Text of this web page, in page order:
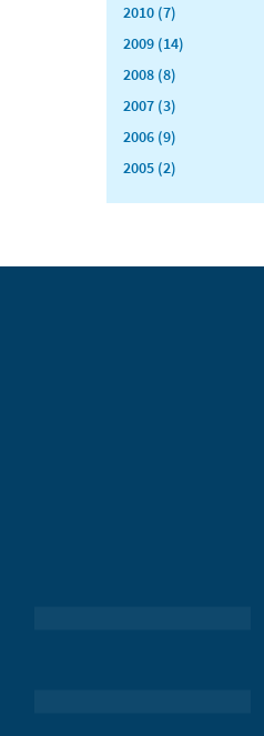
2010 (7)
2009 (14)
2008 (8)
2007 (3)
2006 (9)
2005 (2)